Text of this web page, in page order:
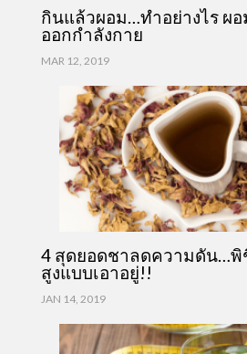
กินแล้วผอม…ทำอย่างไร ผ
ออกกำลังกาย
MAR 12, 2019
4 สุดยอดชาลดความดัน…
สูงแบบเอาอยู่!!
JAN 14, 2019